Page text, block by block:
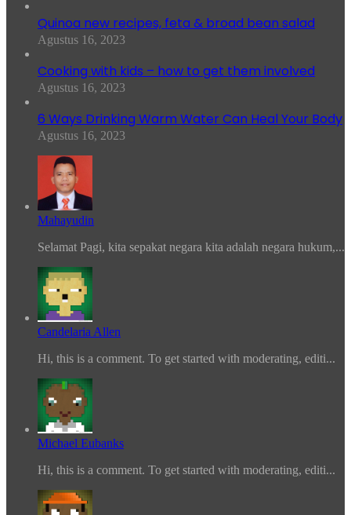
Quinoa new recipes, feta & broad bean salad
Agustus 16, 2023
Cooking with kids – how to get them involved
Agustus 16, 2023
6 Ways Drinking Warm Water Can Heal Your Body
Agustus 16, 2023
Mahayudin
Selamat Pagi, kita sepakat negara kita adalah negara hukum,...
Candelaria Allen
Hi, this is a comment. To get started with moderating, editi...
Michael Eubanks
Hi, this is a comment. To get started with moderating, editi...